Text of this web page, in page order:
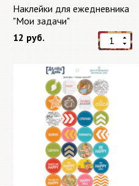
Наклейки для ежедневника
"Мои задачи"
12 руб.